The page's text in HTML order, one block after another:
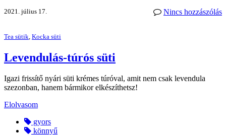
Nincs hozzászólás
2021. július 17.
Tea sütik Kocka süti
Levendulás-túrós süti
Igazi frissítő nyári süti krémes túróval, amit nem csak levendula
szezonban, hanem bármikor elkészíthetsz!
Elolvasom
gyors
könnyű